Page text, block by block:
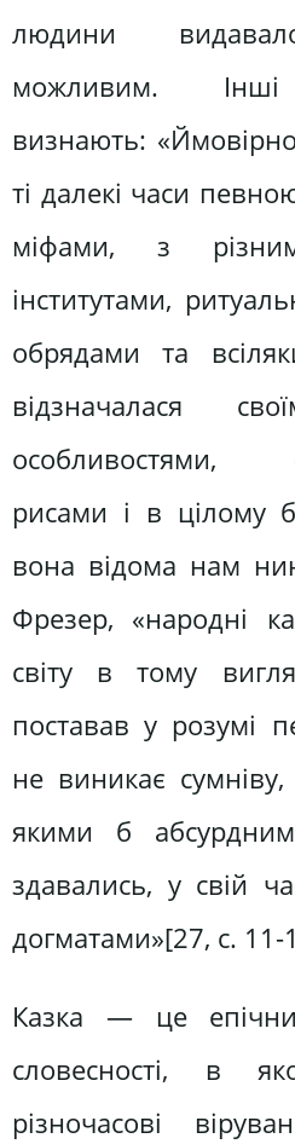
людини
можливим. Інші
визнають:
ті далекі часи
міфами, з
інститутами,
обрядами та
відзначалася
особливостями,
рисами і в цілому
вона відома нам
Фрезер, «народні
світу в тому
поставав у розумі
не виникає
якими б
здавались, у свій
догматами»[27, c. 11-
Казка — це
словесності, в
різночасові